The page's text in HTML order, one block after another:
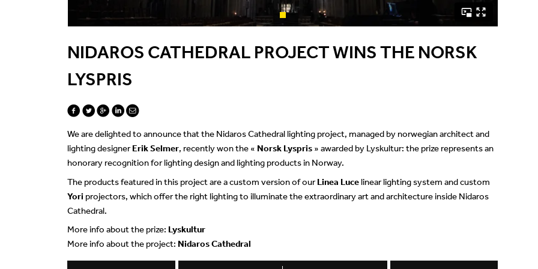
Appareils à fixation
Suspensions et lampes
Showroom
NIDAROS CATHEDRAL PROJECT WINS THE NORSK
LYSPRIS
We are delighted to announce that the Nidaros Cathedral lighting project, managed by norwegian architect and
lighting designerErik Selmer, recently won the « Norsk Lyspris » awarded by Lyskultur: the prize represents an
honorary recognition for lighting design and lighting products in Norway.
The products featured in this project are a custom version of ourLinea Luce linear lighting system and custom
Yori projectors, which offer the right lighting to illuminate the extraordinary art and architecture inside Nidaros
Cathedral.
More info about the prize: Lyskultur
More info about the project: Nidaros Cathedral